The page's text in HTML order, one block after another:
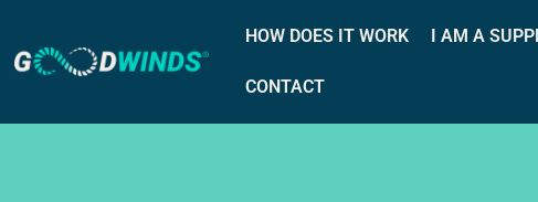
HOW DOES IT WORK I AM A
CONTACT